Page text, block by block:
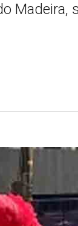
Madeira,